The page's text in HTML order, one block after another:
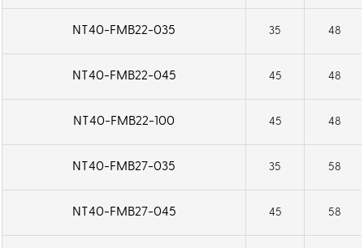
NT40-FMB22-035 35 48
NT40-FMB22-045 45 48
NT40-FMB22-100 45 48
NT40-FMB27-035 35 58
NT40-FMB27-045 45 58